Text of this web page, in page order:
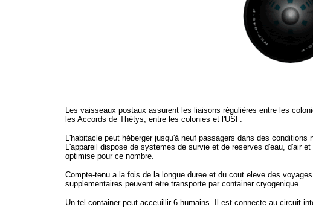
Les vaisseaux postaux assurent les liaisons régulières entre les
les Accords de Thétys, entre les colonies et l'USF.
L'habitacle peut héberger jusqu'à neuf passagers dans des conditions
L'appareil dispose de systemes de survie et de reserves d'eau, d'air et
optimise pour ce nombre.
Compte-tenu a la fois de la longue duree et du cout eleve des
supplementaires peuvent etre transporte par container cryogenique.
Un tel container peut acceuillir 6 humains. Il est connecte au circuit